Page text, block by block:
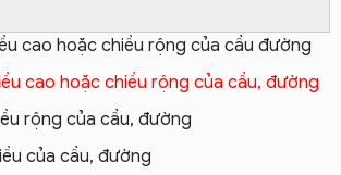
cao hoặc chiều rộng của cầu đường
cao hoặc chiều rộng của cầu, đường
rộng của cầu, đường
của cầu, đường